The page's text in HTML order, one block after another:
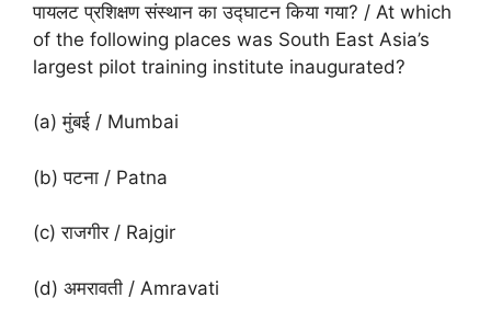
पायलट प्रशिक्षण संस्थान का उद्घाटन किया गया? / At which
of the following places was South East Asia’s
largest pilot training institute inaugurated?
(a) मुंबई / Mumbai
(b) पटना / Patna
(c) राजगीर / Rajgir
(d) अमरावती / Amravati